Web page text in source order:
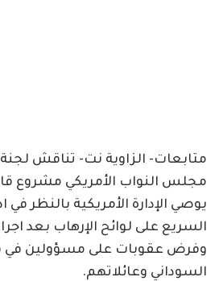
متابعات- الزاوية نت- تناقش
مجلس النواب الأمريكي مشروع
يوصي الإدارة الأمريكية بالنظر في
السريع على لوائح الإرهاب بعد
وفرض عقوبات على مسؤولين في
السوداني وعائلاتهم.